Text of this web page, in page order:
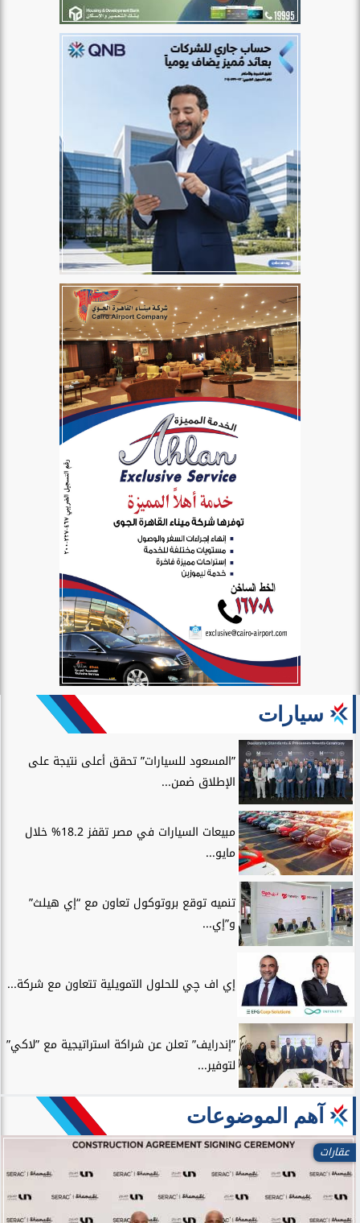
سيارات
”المسعود للسيارات” تحقق أعلى نتيجة على
الإطلاق ضمن...
مبيعات السيارات في مصر تقفز 18.2% خلال
مايو...
تنميه توقع بروتوكول تعاون مع “إي هيلث”
و”إي...
إي اف چي للحلول التمويلية تتعاون مع شركة...
”إندرايف” تعلن عن شراكة استراتيجية مع ”لاكي”
لتوفير...
آهم الموضوعات
عقارات